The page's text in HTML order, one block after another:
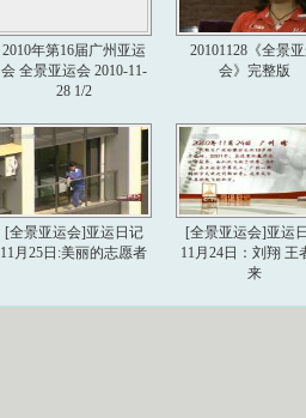
2010年第16届广州亚运
会 全景亚运会 2010-11-
28 1/2
20101128《全景
会》完整版
[全景亚运会]亚运日记
11月25日:美丽的志愿者
[全景亚运会]亚运
11月24日：刘翔 王
来